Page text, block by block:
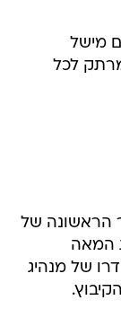
מישל
לכל
הראשונה של
המאה
של מנהיג